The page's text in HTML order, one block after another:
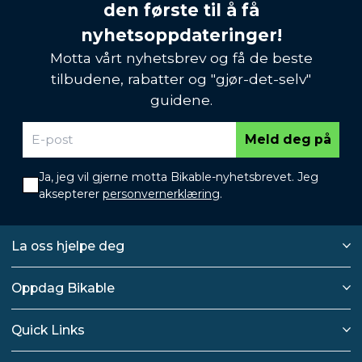
den første til å få
nyhetsoppdateringer!
Motta vårt nyhetsbrev og få de beste
tilbudene, rabatter og "gjør-det-selv"
guidene.
Meld deg på
Ja, jeg vil gjerne motta Bikable-nyhetsbrevet. Jeg
aksepterer personvernerklæring.
La oss hjelpe deg
Oppdag Bikable
Quick Links